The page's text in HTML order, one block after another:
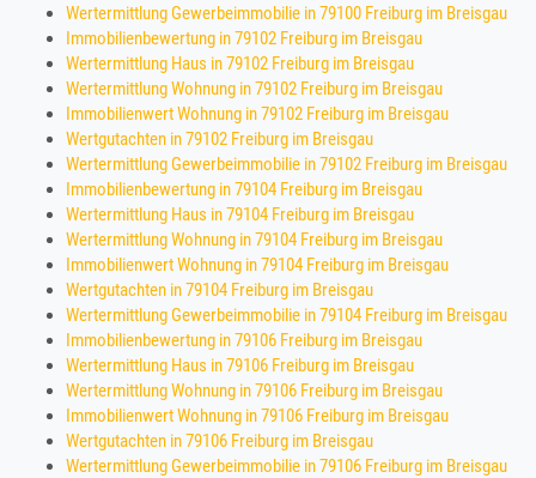
Wertermittlung Gewerbeimmobilie in 79100 Freiburg im Breisgau
Immobilienbewertung in 79102 Freiburg im Breisgau
Wertermittlung Haus in 79102 Freiburg im Breisgau
Wertermittlung Wohnung in 79102 Freiburg im Breisgau
Immobilienwert Wohnung in 79102 Freiburg im Breisgau
Wertgutachten in 79102 Freiburg im Breisgau
Wertermittlung Gewerbeimmobilie in 79102 Freiburg im Breisgau
Immobilienbewertung in 79104 Freiburg im Breisgau
Wertermittlung Haus in 79104 Freiburg im Breisgau
Wertermittlung Wohnung in 79104 Freiburg im Breisgau
Immobilienwert Wohnung in 79104 Freiburg im Breisgau
Wertgutachten in 79104 Freiburg im Breisgau
Wertermittlung Gewerbeimmobilie in 79104 Freiburg im Breisgau
Immobilienbewertung in 79106 Freiburg im Breisgau
Wertermittlung Haus in 79106 Freiburg im Breisgau
Wertermittlung Wohnung in 79106 Freiburg im Breisgau
Immobilienwert Wohnung in 79106 Freiburg im Breisgau
Wertgutachten in 79106 Freiburg im Breisgau
Wertermittlung Gewerbeimmobilie in 79106 Freiburg im Breisgau